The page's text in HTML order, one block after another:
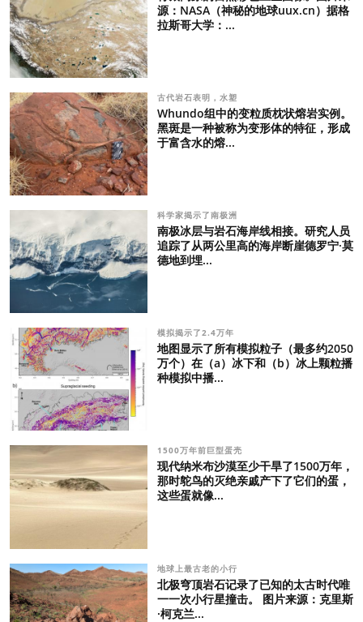
源：NASA（神秘的地球uux.cn）据格
拉斯哥大学：...
古代岩石表明，水塑
Whundo组中的变粒质枕状熔岩实例。
黑斑是一种被称为变形体的特征，形成
于富含水的熔...
科学家揭示了南极洲
南极冰层与岩石海岸线相接。研究人员
追踪了从两公里高的海岸断崖德罗宁·莫
德地到埋...
模拟揭示了2.4万年
地图显示了所有模拟粒子（最多约2050
万个）在（a）冰下和（b）冰上颗粒播
种模拟中播...
1500万年前巨型蛋壳
现代纳米布沙漠至少干旱了1500万年，
那时鸵鸟的灭绝亲戚产下了它们的蛋，
这些蛋就像...
地球上最古老的小行
北极穹顶岩石记录了已知的太古时代唯
一一次小行星撞击。 图片来源：克里斯
·柯克兰...